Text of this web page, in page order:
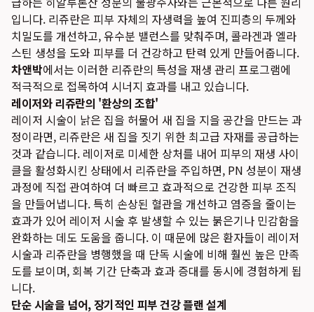
입니다. 리쥬란은 피부 자체의 자생력을 높여 진피층의 두께와
치밀도를 개선하고, 유수분 밸런스를 맞춰주며, 콜라겐과 엘라
스틴 생성을 도와 피부를 더 건강하고 탄력 있게 만들어줍니다.
차앤박에서는 이러한 리쥬란의 특성을 재생 관리 프로그램에
적극적으로 접목하여 시너지 효과를 내고 있습니다.
레이저와 리쥬란의 '환상의 조합'
레이저 시술이 낡은 집을 허물어 새 집을 지을 공간을 만드는 과
정이라면, 리쥬란은 새 집을 짓기 위한 최고급 자재를 공급하는
것과 같습니다. 레이저로 미세한 상처를 내어 피부의 재생 사이
클을 활성화시킨 상태에서 리쥬란을 주입하면, PN 성분이 재생
과정에 직접 관여하여 더 빠르고 효과적으로 건강한 피부 조직
을 만들어냅니다. 특히 손상된 혈관을 개선하고 염증을 줄이는
효과가 있어 레이저 시술 후 발생할 수 있는 붉은기나 민감함을
완화하는 데도 도움을 줍니다. 이 때문에 많은 환자들이 레이저
시술과 리쥬란을 병행했을 때 단독 시술에 비해 훨씬 높은 만족
도를 보이며, 회복 기간 단축과 효과 증대를 동시에 경험하게 됩
니다.
단순 시술을 넘어, 장기적인 피부 건강 플랜 설계